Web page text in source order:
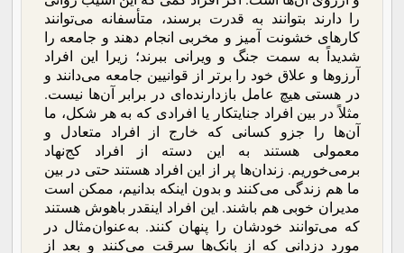
را دارند بتوانند به قدرت برسند، متأسفانه می‌توانند
کارهای خشونت آمیز و مخربی انجام ‌دهند و جامعه را
شدیداً به سمت جنگ و ویرانی ببرند؛ زیرا این افراد
آرزوها و علاق خود را برتر از قوانیین جامعه می‌دانند و
در هستی هیچ عامل بازدارنده‌ای در برابر آن‌ها نیست.
مثلاً در بین افراد جنایتکار یا افرادی که به هر شکل، ما
آن‌ها را جزو کسانی که خارج از افراد متعادل و
معمولی هستند به این دسته از افراد کج‌نهاد
برمی‌خوریم. زندان‌ها پر از این افراد هستند حتی در بین
ما هم زندگی می‌کنند و بدون اینکه بدانیم، ممکن است
مدیران خوبی هم باشند. این افراد اینقدر باهوش هستند
که می‌توانند خودشان را پنهان کنند. به‌عنوان‌مثال در
مورد دزدانی که از بانک‌ها سرقت می‌کنند و بعد از